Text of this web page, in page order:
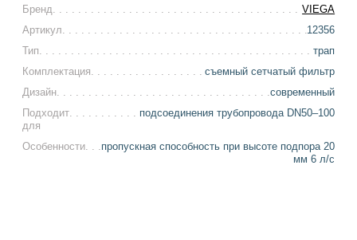
Бренд
VIEGA
Артикул
12356
Тип
трап
Комплектация
съемный сетчатый фильтр
Дизайн
современный
Подходит
для
подсоединения трубопровода DN50–100
Особенности
пропускная способность при высоте подпора 20
мм 6 л/с